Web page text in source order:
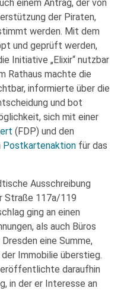
einem Antrag, der von
der Piraten,
werden. Mit dem
und geprüft werden,
Initiative „Elixir“ nutzbar
Rathaus machte die
informierte über die
und bot
sich mit einer
(FDP) und den
Postkartenaktion für das
Ausschreibung
Straße 117a/119
ging an einen
als auch Büros
eine Summe,
Immobilie überstieg.
daraufhin
in der er Interesse an